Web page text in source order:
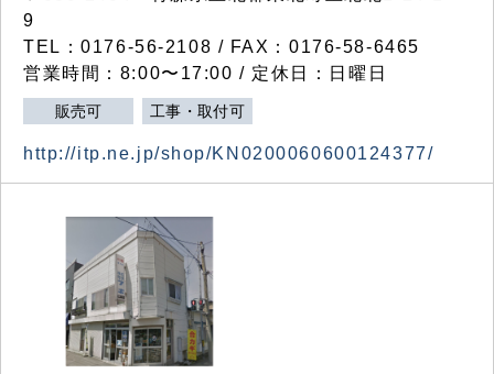
9
TEL：0176-56-2108 / FAX：0176-58-6465
営業時間：8:00〜17:00 / 定休日：日曜日
販売可 工事・取付可
http://itp.ne.jp/shop/KN0200060600124377/